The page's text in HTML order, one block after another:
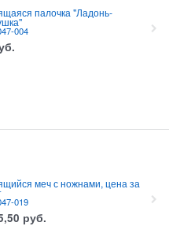
палочка "Ладонь-
004
меч с ножнами, цена за
019
руб.